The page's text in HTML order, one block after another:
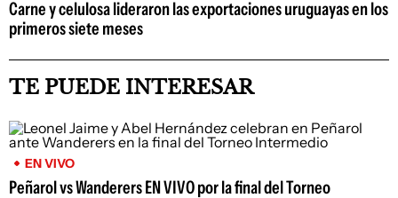
Carne y celulosa lideraron las exportaciones uruguayas en los
primeros siete meses
TE PUEDE INTERESAR
EN VIVO
Peñarol vs Wanderers EN VIVO por la final del Torneo